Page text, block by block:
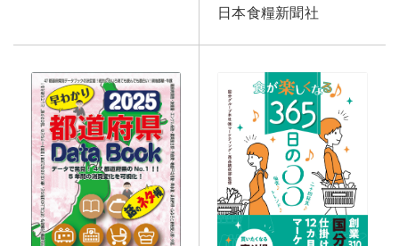
日本食糧新聞社